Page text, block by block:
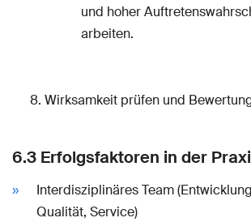
und hoher
arbeiten.
Wirksamkeit prüfen und
6.3 Erfolgsfaktoren in der
Interdisziplinäres Team
Qualität, Service)